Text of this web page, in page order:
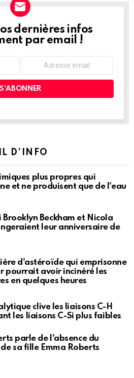
dernières infos
par email !
D’INFO
plus propres qui
et ne produisent que de l'eau
Brooklyn Beckham et Nicola
leur anniversaire de
d'astéroïde qui emprisonne
pourrait avoir incinéré les
en quelques heures
clive les liaisons C-H
les liaisons C-Si plus faibles
parle de l'absence du
sa fille Emma Roberts